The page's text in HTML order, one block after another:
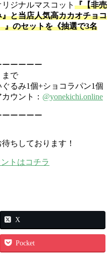
ジナルマスコット 『【非売
と当店人気高カカオチョコ
』のセットを《抽選で3名
ーーーー
まで
るみ1個+ショコラパン1個
ウント： @yonekichi.online
ーーーー
ちしております！
トはコチラ
X
Pocket